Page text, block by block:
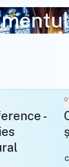
-